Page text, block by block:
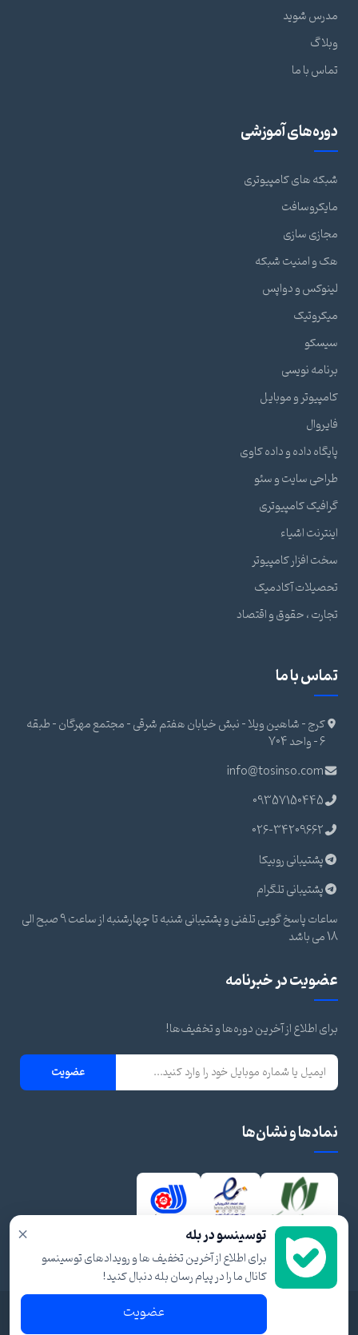
مدرس شوید
وبلاگ
تماس با ما
دوره‌های آموزشی
شبکه های کامپیوتری
مایکروسافت
مجازی سازی
هک و امنیت شبکه
لینوکس و دواپس
میکروتیک
سیسکو
برنامه نویسی
کامپیوتر و موبایل
فایروال
پایگاه داده و داده کاوی
طراحی سایت و سئو
گرافیک کامپیوتری
اینترنت اشیاء
سخت افزار کامپیوتر
تحصیلات آکادمیک
تجارت ، حقوق و اقتصاد
تماس با ما
کرج - شاهین ویلا - نبش خیابان هفتم شرقی - مجتمع مهرگان - طبقه
6 - واحد 704
info@tosinso.com
09357150445
026-34209662
پشتیبانی روبیکا
پشتیبانی تلگرام
ساعات پاسخ گویی تلفنی و پشتیبانی شنبه تا چهارشنبه از ساعت 9 صبح الی
18 می باشد
عضویت در خبرنامه
برای اطلاع از آخرین دوره‌ها و تخفیف‌ها!
عضویت
نمادها و نشان‌ها
× توسینسو در بله
برای اطلاع از آخرین تخفیف ها و رویدادهای توسینسو
کانال ما را در پیام رسان بله دنبال کنید!
عضویت